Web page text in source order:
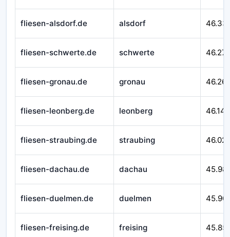
fliesen-alsdorf.de alsdorf
fliesen-schwerte.de schwerte
fliesen-gronau.de gronau
fliesen-leonberg.de leonberg 46.143
fliesen-straubing.de straubing
fliesen-dachau.de dachau
fliesen-duelmen.de duelmen
fliesen-freising.de freising